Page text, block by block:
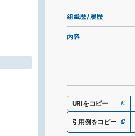
組織歴/履歴
内容
URIをコピー
引用例をコピー